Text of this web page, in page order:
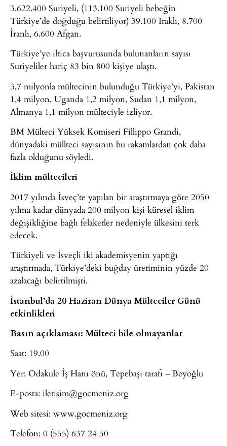
3.622.400 Suriyeli, (113.100 Suriyeli bebeğin
Türkiye’de doğduğu belirtiliyor) 39.100 Iraklı, 8.700
İranlı, 6.600 Afgan.
Türkiye’ye iltica başvurusunda bulunanların sayısı
Suriyeliler hariç 83 bin 800 kişiye ulaştı.
3,7 milyonla mültecinin bulunduğu Türkiye’yi, Pakistan
1,4 milyon, Uganda 1,2 milyon, Sudan 1,1 milyon,
Almanya 1,1 milyon mülteciyle izliyor.
BM Mülteci Yüksek Komiseri Fillippo Grandi,
dünyadaki müllteci sayısının bu rakamlardan çok daha
fazla olduğunu söyledi.
İklim mültecileri
2017 yılında İsveç’te yapılan bir araştırmaya göre 2050
yılına kadar dünyada 200 milyon kişi küresel iklim
değişikliğine bağlı felaketler nedeniyle ülkesini terk
edecek.
Türkiyeli ve İsveçli iki akademisyenin yaptığı
araştırmada, Türkiye’deki buğday üretiminin yüzde 20
azalacağı belirtilmişti.
İstanbul’da 20 Haziran Dünya Mülteciler Günü
etkinlikleri
Basın açıklaması: Mülteci bile olmayanlar
Saat: 19.00
Yer: Odakule İş Hanı önü, Tepebaşı tarafı – Beyoğlu
E-posta: iletisim@gocmeniz.org
Web sitesi: www.gocmeniz.org
Telefon: 0 (555) 637 24 50